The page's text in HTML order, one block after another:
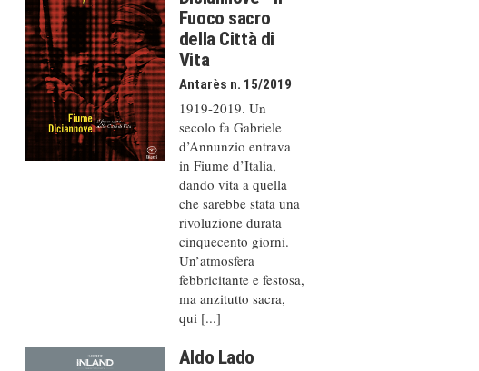
Fuoco sacro
della Città di
Vita
Antarès n. 15/2019
1919-2019. Un
secolo fa Gabriele
d’Annunzio entrava
in Fiume d’Italia,
dando vita a quella
che sarebbe stata una
rivoluzione durata
cinquecento giorni.
Un’atmosfera
febbricitante e festosa,
ma anzitutto sacra,
qui [...]
Aldo Lado